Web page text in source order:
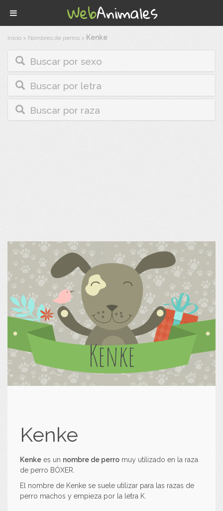
Inicio > Nombres de perros > Kenke
Buscar por sexo
Buscar por letra
Buscar por raza
Kenke
Kenke
Kenke es un nombre de perro muy utilizado en la raza
de perro BÓXER.
El nombre de Kenke se suele utilizar para las razas de
perro machos y empieza por la letra K.